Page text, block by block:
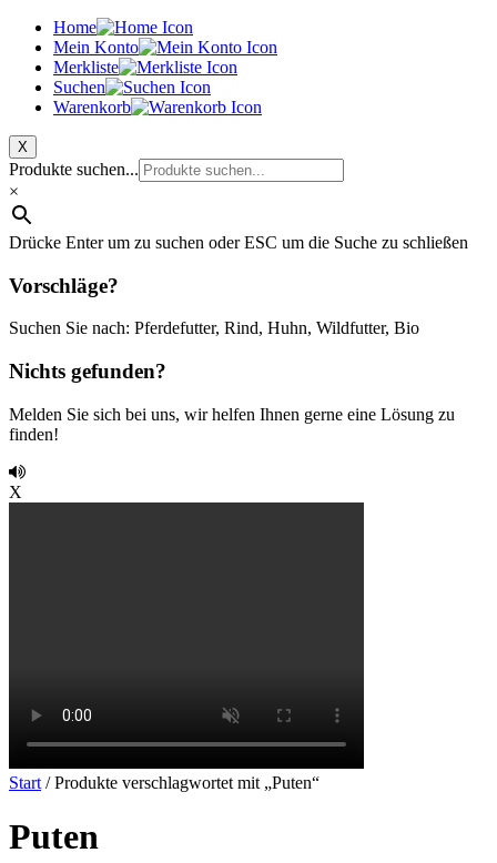
Home
Mein Konto
Merkliste
Suchen
Warenkorb
X
Produkte suchen...
×
Drücke Enter um zu suchen oder ESC um die Suche zu schließen
Vorschläge?
Suchen Sie nach: Pferdefutter, Rind, Huhn, Wildfutter, Bio
Nichts gefunden?
Melden Sie sich bei uns, wir helfen Ihnen gerne eine Lösung zu
finden!
X
Start / Produkte verschlagwortet mit „Puten“
Puten